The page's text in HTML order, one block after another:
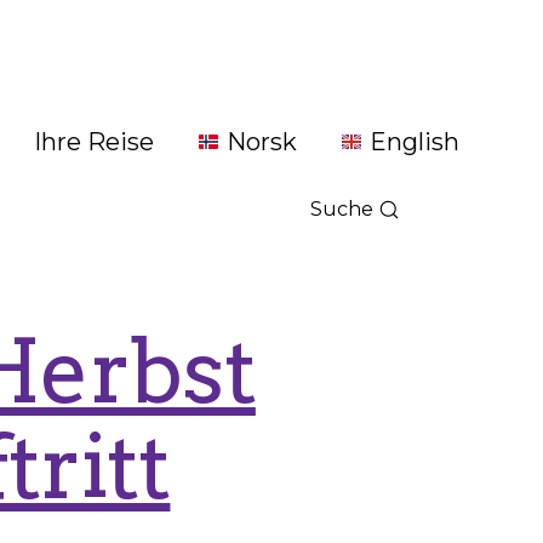
Ihre Reise Norsk English
Suche